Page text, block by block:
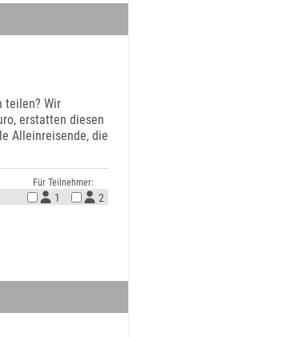
teilen? Wir
erstatten diesen
Alleinreisende, die
Für Teilnehmer:
1 2